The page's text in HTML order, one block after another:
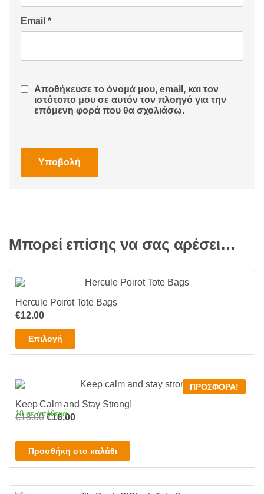
Email *
Αποθήκευσε το όνομά μου, email, και τον
ιστότοπο μου σε αυτόν τον πλοηγό για την
επόμενη φορά που θα σχολιάσω.
Μπορεί επίσης να σας αρέσει…
Hercule Poirot Tote Bags
€12.00
Επιλογή
το
πολλαπλές
παραλλαγές.
Οι
μπορούν
να
ΠΡΟΣΦΟΡΆ!
Keep Calm and Stay Strong!
€18.00 Original
€18.00.
€16.00Η
είναι:
18 σε απόθεμα
Προσθήκη στο καλάθι